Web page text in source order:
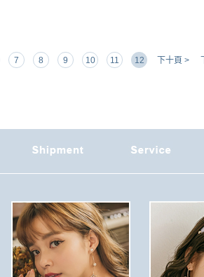
7 8 9 10 11 12 下十頁 >